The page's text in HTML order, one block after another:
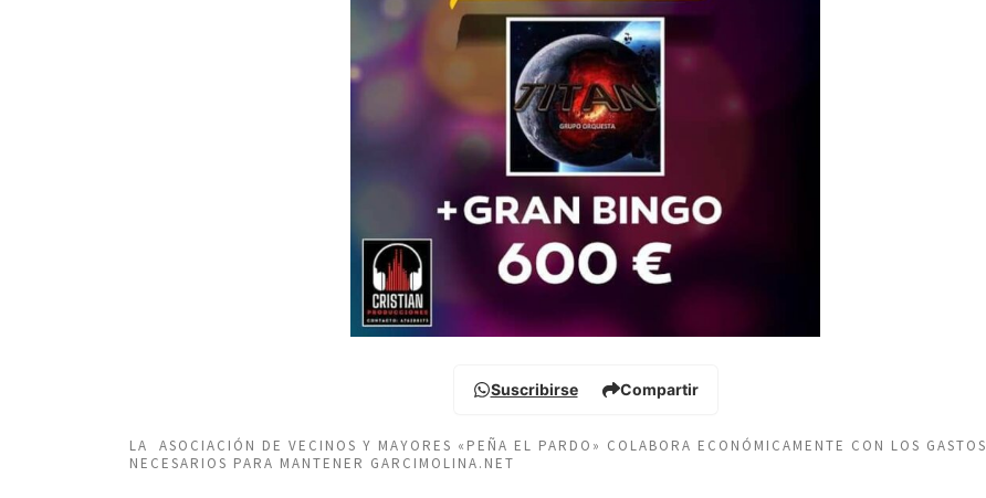
Suscribirse Compartir
LA ASOCIACIÓN DE VECINOS Y MAYORES «PEÑA EL PARDO» COLABORA ECONÓMICAMENTE CON LOS GASTOS
NECESARIOS PARA MANTENER GARCIMOLINA.NET